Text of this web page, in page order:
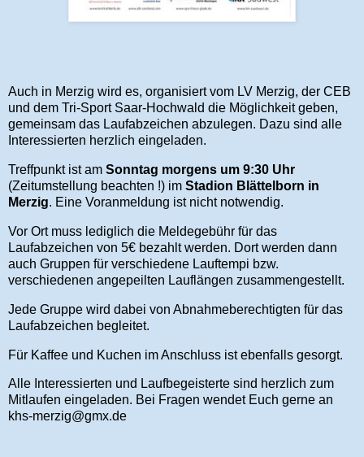
Auch in Merzig wird es, organisiert vom LV Merzig, der CEB
und dem Tri-Sport Saar-Hochwald die Möglichkeit geben,
gemeinsam das Laufabzeichen abzulegen. Dazu sind alle
Interessierten herzlich eingeladen.
Treffpunkt ist am Sonntag morgens um 9:30 Uhr
(Zeitumstellung beachten !) im Stadion Blättelborn in
Merzig. Eine Voranmeldung ist nicht notwendig.
Vor Ort muss lediglich die Meldegebühr für das
Laufabzeichen von 5€ bezahlt werden. Dort werden dann
auch Gruppen für verschiedene Lauftempi bzw.
verschiedenen angepeilten Lauflängen zusammengestellt.
Jede Gruppe wird dabei von Abnahmeberechtigten für das
Laufabzeichen begleitet.
Für Kaffee und Kuchen im Anschluss ist ebenfalls gesorgt.
Alle Interessierten und Laufbegeisterte sind herzlich zum
Mitlaufen eingeladen. Bei Fragen wendet Euch gerne an
khs-merzig@gmx.de